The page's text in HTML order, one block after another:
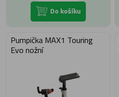
Do košíku
Pumpička MAX1 Touring
Evo nožní